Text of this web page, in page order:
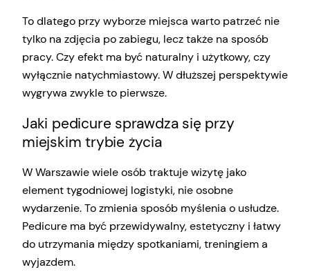
To dlatego przy wyborze miejsca warto patrzeć nie
tylko na zdjęcia po zabiegu, lecz także na sposób
pracy. Czy efekt ma być naturalny i użytkowy, czy
wyłącznie natychmiastowy. W dłuższej perspektywie
wygrywa zwykle to pierwsze.
Jaki pedicure sprawdza się przy
miejskim trybie życia
W Warszawie wiele osób traktuje wizytę jako
element tygodniowej logistyki, nie osobne
wydarzenie. To zmienia sposób myślenia o usłudze.
Pedicure ma być przewidywalny, estetyczny i łatwy
do utrzymania między spotkaniami, treningiem a
wyjazdem.